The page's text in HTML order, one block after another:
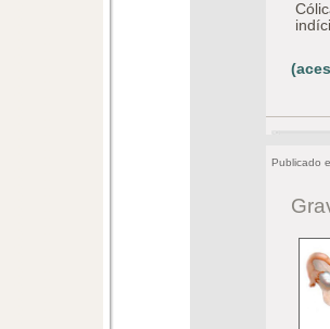
Publicado